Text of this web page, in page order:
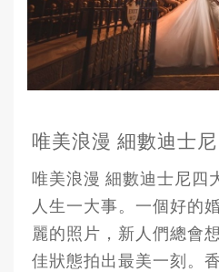
唯美浪漫 細數迪士
唯美浪漫 細數迪士尼四
人生一大事。一個好的
麗的照片，新人們總會
佳狀態拍出最美一刻。